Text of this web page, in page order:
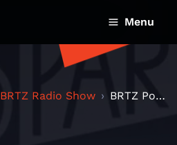
Menu
BRTZ Radio Show BRTZ Podcast : Kokane, Members Only, Fat Nick, 952...